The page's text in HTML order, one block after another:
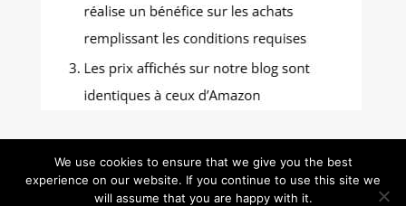
Gastronomie Photos - Tous droits réservés -
We use cookies to ensure that we give you the best
experience on our website. If you continue to use this site we
will assume that you are happy with it.